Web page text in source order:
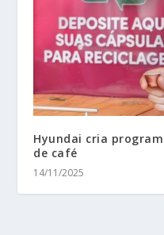
Hyundai cria
de café
14/11/2025